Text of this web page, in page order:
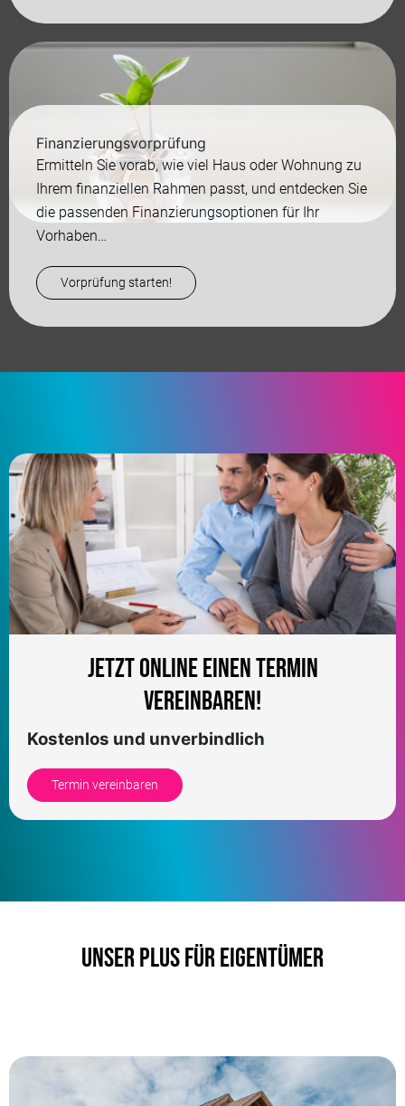
Finanzierungsvorprüfung
Ermitteln Sie vorab, wie viel Haus oder Wohnung zu
Ihrem finanziellen Rahmen passt, und entdecken Sie
die passenden Finanzierungsoptionen für Ihr
Vorhaben…
Vorprüfung starten!
Jetzt online einen Termin
vereinbaren!
Kostenlos und unverbindlich
Termin vereinbaren
Unser Plus für Eigentümer